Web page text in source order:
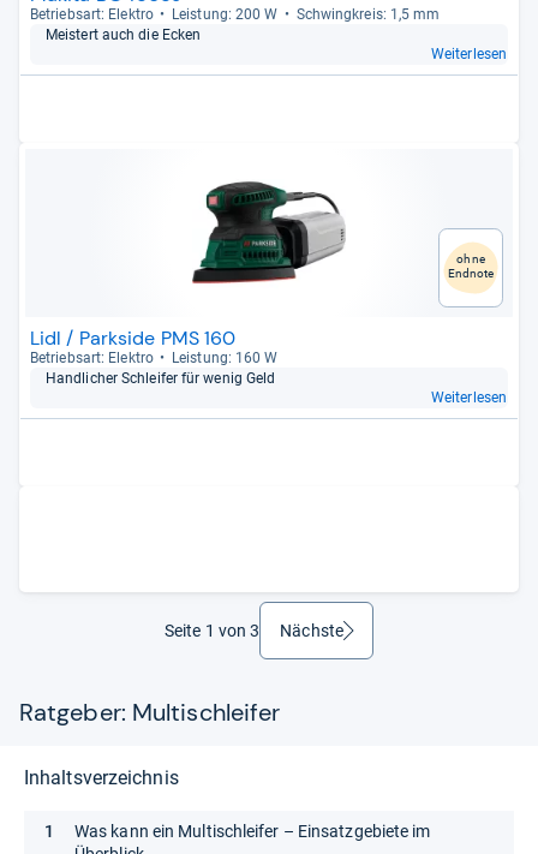
Betriebs­art: Elek­tro Leis­tung: 200 W
Schwing­kreis: 1,5 mm
Meis­tert auch die Ecken
Weiterlesen
ohne
Endnote
Lidl / Parkside PMS 160
Betriebs­art: Elek­tro
Leis­tung: 160 W
Hand­li­cher Schlei­fer für wenig Geld
Weiterlesen
Seite 1 von 3 Nächsteweiter
Ratgeber: Multischleifer
Inhaltsverzeichnis
Was kann ein Multischleifer – Einsatzgebiete im